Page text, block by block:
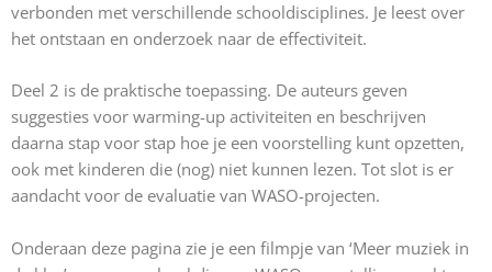
verbonden met verschillende schooldisciplines. Je leest over
het ontstaan en onderzoek naar de effectiviteit.
Deel 2 is de praktische toepassing. De auteurs geven
suggesties voor warming-up activiteiten en beschrijven
daarna stap voor stap hoe je een voorstelling kunt opzetten,
ook met kinderen die (nog) niet kunnen lezen. Tot slot is er
aandacht voor de evaluatie van WASO-projecten.
Onderaan deze pagina zie je een filmpje van ‘Meer muziek in